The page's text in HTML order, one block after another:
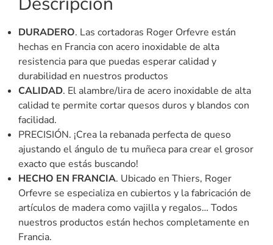
DURADERO. Las cortadoras Roger Orfevre están
hechas en Francia con acero inoxidable de alta
resistencia para que puedas esperar calidad y
durabilidad en nuestros productos
CALIDAD. El alambre/lira de acero inoxidable de alta
calidad te permite cortar quesos duros y blandos con
facilidad.
PRECISIÓN. ¡Crea la rebanada perfecta de queso
ajustando el ángulo de tu muñeca para crear el grosor
exacto que estás buscando!
HECHO EN FRANCIA. Ubicado en Thiers, Roger
Orfevre se especializa en cubiertos y la fabricación de
artículos de madera como vajilla y regalos… Todos
nuestros productos están hechos completamente en
Francia.